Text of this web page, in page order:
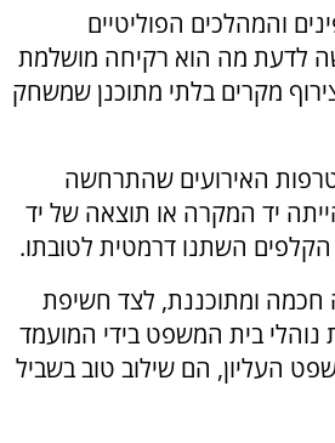
והמהלכים הפוליטיים
לדעת מה הוא רקיחה מושלמת
מקרים בלתי מתוכנן שמשחק
האירועים שהתרחשה
יד המקרה או תוצאה של יד
הקלפים השתנו דרמטית לטובתו.
חכמה ומתוכננת, לצד חשיפת
נוהלי בית המשפט בידי המועמד
העליון, הם שילוב טוב בשביל